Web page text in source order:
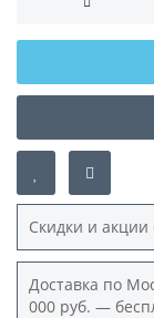
Скидки и акции
Доставка по
000 руб. —